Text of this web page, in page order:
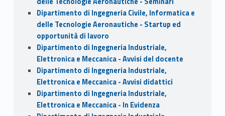
Dipartimento di Ingegneria Civile, Informatica e
delle Tecnologie Aeronautiche - Startup ed
opportunità di lavoro
Dipartimento di Ingegneria Industriale,
Elettronica e Meccanica - Avvisi del docente
Dipartimento di Ingegneria Industriale,
Elettronica e Meccanica - Avvisi didattici
Dipartimento di Ingegneria Industriale,
Elettronica e Meccanica - In Evidenza